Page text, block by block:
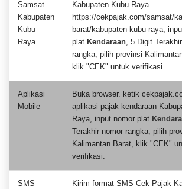
Samsat
Kabupaten
Kubu
Raya
Kabupaten Kubu Raya
https://cekpajak.com/samsat/
barat/kabupaten-kubu-raya,
plat Kendaraan, 5 Digit
rangka, pilih provinsi
klik "CEK" untuk verifikasi
Aplikasi
Mobile
Buka browser. ketik
aplikasi pajak kendaraan
Raya, input nomor plat
Terakhir nomor rangka, pilih
Kalimantan Barat, klik "CEK"
verifikasi.
SMS
Kirim format SMS Cek Pajak